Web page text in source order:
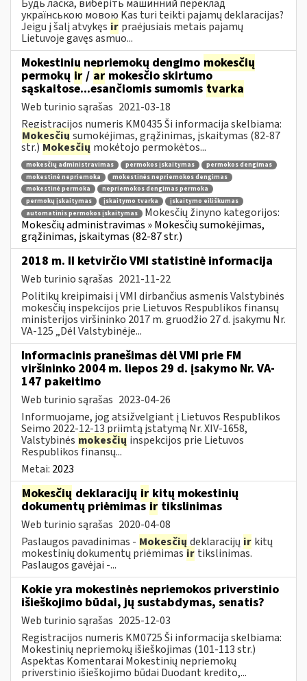
Будь ласка, виберіть машинний переклад
українською мовою Kas turi teikti pajamų deklaracijas?
Jeigu į šalį atvykęs ir praėjusiais metais pajamų
Lietuvoje gavęs asmuo...
Mokestinių nepriemokų dengimo mokesčių
permokų ir / ar mokesčio skirtumo
sąskaitose...esančiomis sumomis tvarka
Web turinio sąrašas 2021-03-18
Registracijos numeris KM0435 Ši informacija skelbiama:
Mokesčių sumokėjimas, grąžinimas, įskaitymas (82-87
str.)Mokesčių mokėtojo permokėtos...
mokesčių administravimas permokos įskaitymas
permokos dengimas
mokestinė nepriemoka
mokestinės nepriemokos dengimas
mokestinė permoka
nepriemokos dengimas permoka
permokų įskaitymas
įskaitymo tvarka
įskaitymo eiliškumas
automatinis permokos įskaitymas
Mokesčių žinyno kategorijos:
Mokesčių administravimas » Mokesčių sumokėjimas,
grąžinimas, įskaitymas (82-87 str.)
2018 m. II ketvirčio VMI statistinė informacija
Web turinio sąrašas 2021-11-22
Politikų kreipimaisi į VMI dirbančius asmenis Valstybinės
mokesčių inspekcijos prie Lietuvos Respublikos finansų
ministerijos viršininko 2017 m. gruodžio 27 d. įsakymu Nr.
VA-125 „Dėl Valstybinėje...
Informacinis pranešimas dėl VMI prie FM
viršininko 2004 m. liepos 29 d. įsakymo Nr. VA-
147 pakeitimo
Web turinio sąrašas 2023-04-26
Informuojame, jog atsižvelgiant į Lietuvos Respublikos
Seimo 2022-12-13 priimtą įstatymą Nr. XIV-1658,
Valstybinės mokesčių inspekcijos prie Lietuvos
Respublikos finansų...
Metai: 2023
Mokesčių deklaracijų ir kitų mokestinių
dokumentų priėmimasir tikslinimas
Web turinio sąrašas 2020-04-08
Paslaugos pavadinimas - Mokesčių deklaracijų ir kitų
mokestinių dokumentų priėmimasir tikslinimas.
Paslaugos gavėjai -...
Kokie yra mokestinės nepriemokos priverstinio
išieškojimo būdai, jų sustabdymas, senatis?
Web turinio sąrašas 2025-12-03
Registracijos numeris KM0725 Ši informacija skelbiama:
Mokestinių nepriemokų išieškojimas (101-113 str.)
Aspektas Komentarai Mokestinių nepriemokų
priverstinio išieškojimo būdai Duodant kredito,...